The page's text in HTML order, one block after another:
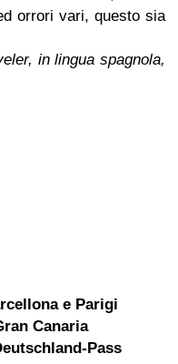
orrori vari, questo sia
in lingua spagnola,
e Parigi
Canaria
Pass